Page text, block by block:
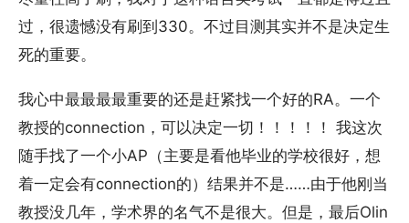
过，很遗憾没有刷到330。不过目测其实并不是决定生
死的重要。
我心中最最最最重要的还是赶紧找一个好的RA。一个
教授的connection，可以决定一切！！！！！ 我这次
随手找了一个小AP（主要是看他毕业的学校很好，想
着一定会有connection的）结果并不是……由于他刚当
教授没几年，学术界的名气不是很大。但是，最后Olin